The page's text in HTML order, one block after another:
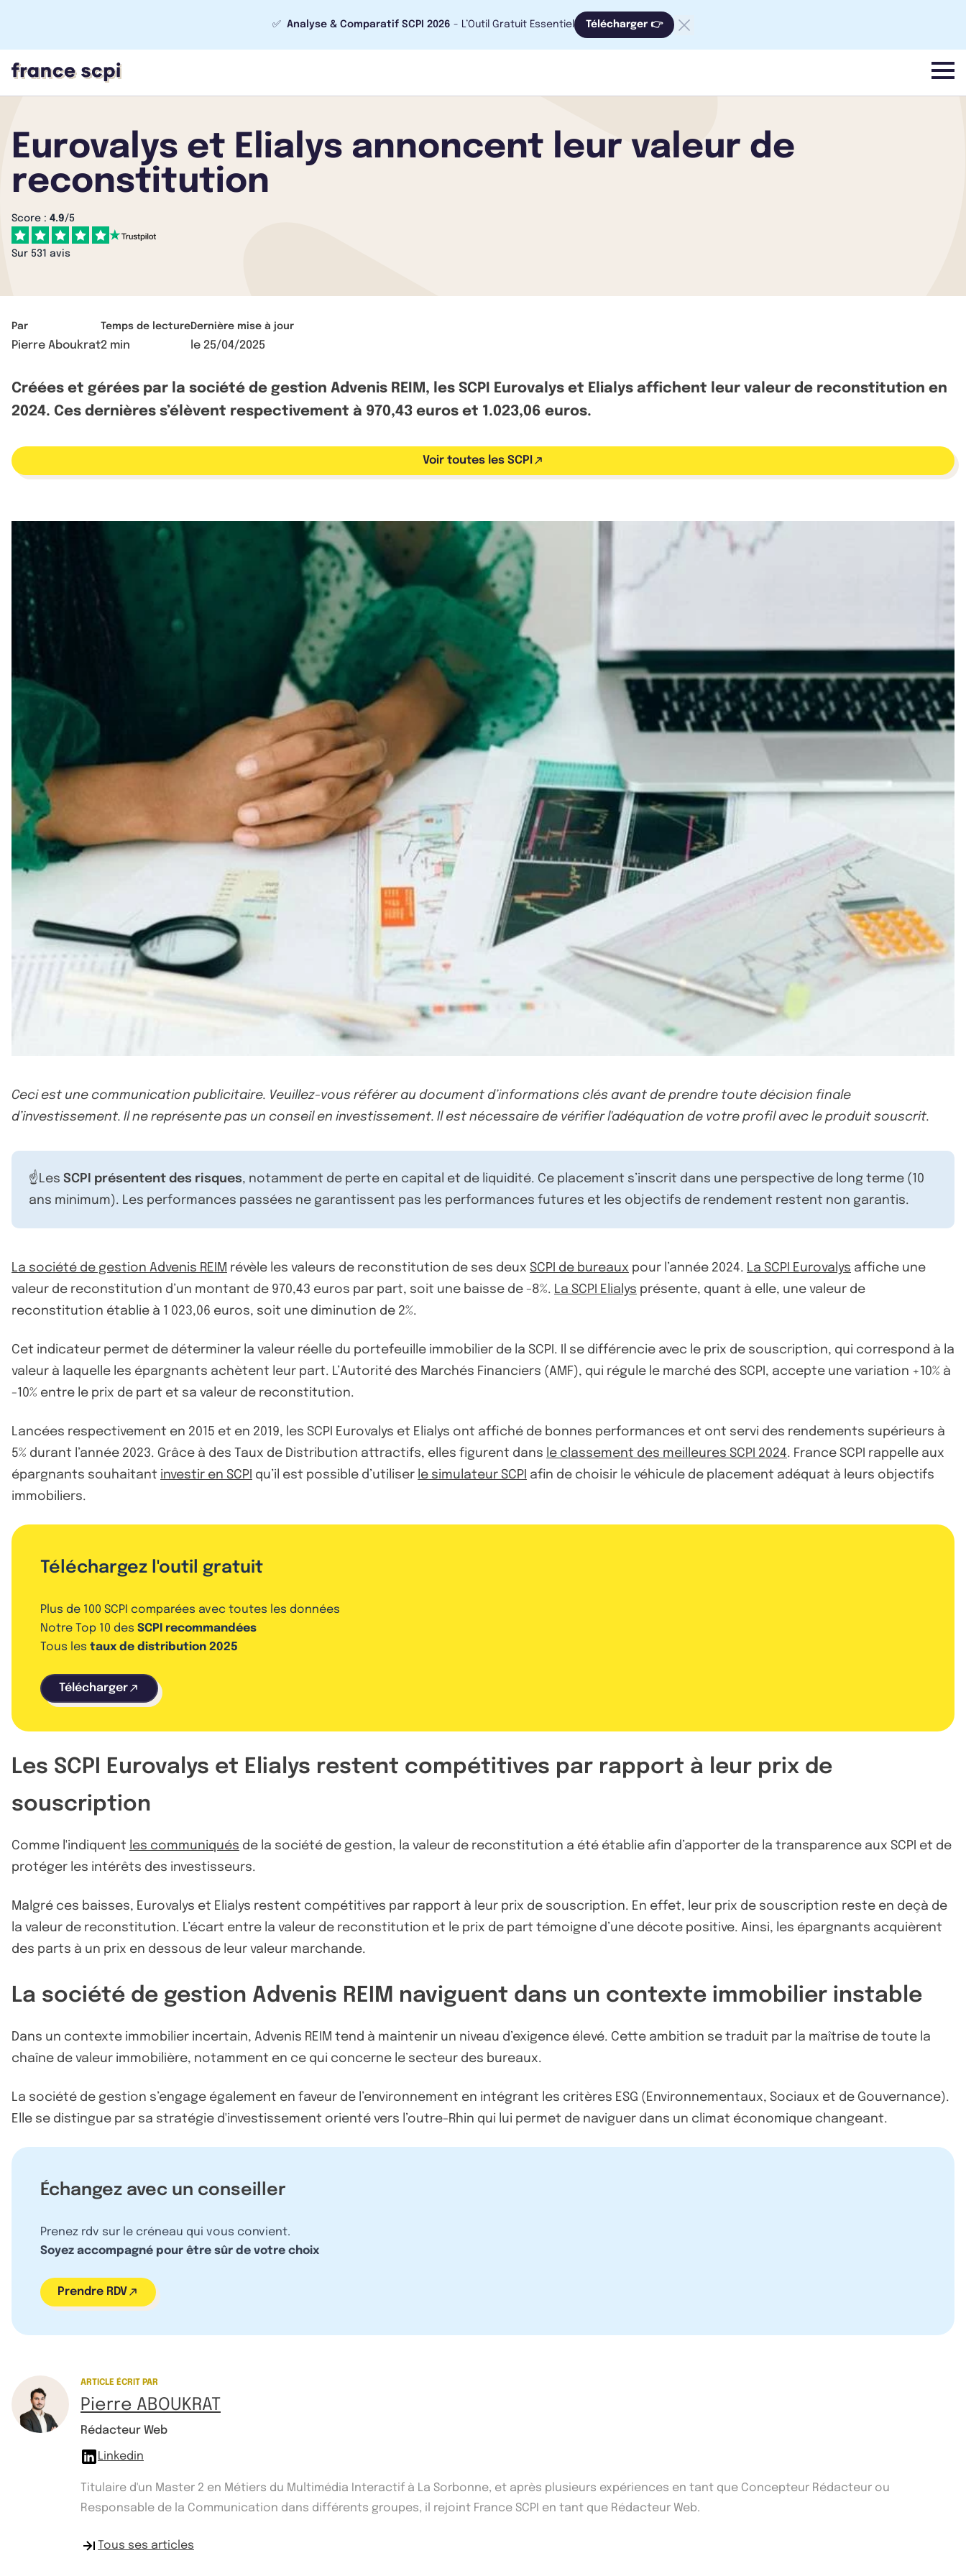
✅ Analyse & Comparatif SCPI 2026 - L’Outil Gratuit Essentiel Télécharger 👉
menu
Eurovalys et Elialys annoncent leur valeur de
reconstitution
Score : 4.9/5
Sur 531 avis
Par
Pierre Aboukrat
Temps de lecture
2 min
Dernière mise à jour
le 25/04/2025
Créées et gérées par la société de gestion Advenis REIM, les SCPI Eurovalys et Elialys affichent leur valeur de reconstitution en
2024. Ces dernières s’élèvent respectivement à 970,43 euros et 1.023,06 euros.
Voir toutes les SCPI
Ceci est une communication publicitaire. Veuillez-vous référer au document d’informations clés avant de prendre toute décision finale
d’investissement. Il ne représente pas un conseil en investissement. Il est nécessaire de vérifier l'adéquation de votre profil avec le produit souscrit.
☝️Les SCPI présentent des risques, notamment de perte en capital et de liquidité. Ce placement s’inscrit dans une perspective de long terme (10
ans minimum). Les performances passées ne garantissent pas les performances futures et les objectifs de rendement restent non garantis.
La société de gestion Advenis REIM révèle les valeurs de reconstitution de ses deux SCPI de bureaux pour l’année 2024. La SCPI Eurovalys affiche une
valeur de reconstitution d’un montant de 970,43 euros par part, soit une baisse de -8%. La SCPI Elialys présente, quant à elle, une valeur de
reconstitution établie à 1 023,06 euros, soit une diminution de 2%.
Cet indicateur permet de déterminer la valeur réelle du portefeuille immobilier de la SCPI. Il se différencie avec le prix de souscription, qui correspond à la
valeur à laquelle les épargnants achètent leur part. L’Autorité des Marchés Financiers (AMF), qui régule le marché des SCPI, accepte une variation +10% à
-10% entre le prix de part et sa valeur de reconstitution.
Lancées respectivement en 2015 et en 2019, les SCPI Eurovalys et Elialys ont affiché de bonnes performances et ont servi des rendements supérieurs à
5% durant l’année 2023. Grâce à des Taux de Distribution attractifs, elles figurent dans le classement des meilleures SCPI 2024. France SCPI rappelle aux
épargnants souhaitant investir en SCPI qu’il est possible d’utiliser le simulateur SCPI afin de choisir le véhicule de placement adéquat à leurs objectifs
immobiliers.
Téléchargez l'outil gratuit
Plus de 100 SCPI comparées avec toutes les données
Notre Top 10 des SCPI recommandées
Tous les taux de distribution 2025
Télécharger
Les SCPI Eurovalys et Elialys restent compétitives par rapport à leur prix de
souscription
Comme l'indiquent les communiqués de la société de gestion, la valeur de reconstitution a été établie afin d’apporter de la transparence aux SCPI et de
protéger les intérêts des investisseurs.
Malgré ces baisses, Eurovalys et Elialys restent compétitives par rapport à leur prix de souscription. En effet, leur prix de souscription reste en deçà de
la valeur de reconstitution. L’écart entre la valeur de reconstitution et le prix de part témoigne d’une décote positive. Ainsi, les épargnants acquièrent
des parts à un prix en dessous de leur valeur marchande.
La société de gestion Advenis REIM naviguent dans un contexte immobilier instable
Dans un contexte immobilier incertain, Advenis REIM tend à maintenir un niveau d’exigence élevé. Cette ambition se traduit par la maîtrise de toute la
chaîne de valeur immobilière, notamment en ce qui concerne le secteur des bureaux.
La société de gestion s’engage également en faveur de l’environnement en intégrant les critères ESG (Environnementaux, Sociaux et de Gouvernance).
Elle se distingue par sa stratégie d'investissement orienté vers l’outre-Rhin qui lui permet de naviguer dans un climat économique changeant.
Échangez avec un conseiller
Prenez rdv sur le créneau qui vous convient.
Soyez accompagné pour être sûr de votre choix
Prendre RDV
ARTICLE ÉCRIT PAR
Pierre ABOUKRAT
Rédacteur Web
Linkedin
Titulaire d'un Master 2 en Métiers du Multimédia Interactif à La Sorbonne, et après plusieurs expériences en tant que Concepteur Rédacteur ou
Responsable de la Communication dans différents groupes, il rejoint France SCPI en tant que Rédacteur Web.
Tous ses articles